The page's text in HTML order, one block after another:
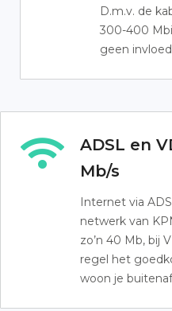
D.m.v. de
300-400
geen
ADSL en
Mb/s
Internet via
netwerk van
zo’n 40 Mb, bij
regel het
woon je